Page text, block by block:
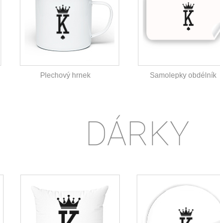
Plechový hrnek Samolepky obdélník
DÁRKY